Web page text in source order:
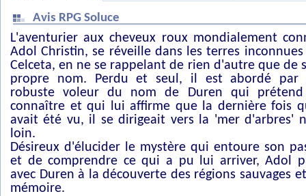
Avis RPG Soluce
L'aventurier aux cheveux roux mondialement
Adol Christin, se réveille dans les terres
Celceta, en ne se rappelant de rien d'autre que de
propre nom. Perdu et seul, il est abordé par
robuste voleur du nom de Duren qui
connaître et qui lui affirme que la dernière fois
avait été vu, il se dirigeait vers la 'mer d'arbres'
loin.
Désireux d'élucider le mystère qui entoure son
et de comprendre ce qui a pu lui arriver, Adol
avec Duren à la découverte des régions sauvages
mémoire.